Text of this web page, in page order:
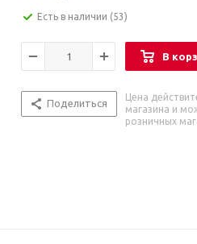
Есть в наличии (53)
В
Поделиться
Цена
магазина и
розничных